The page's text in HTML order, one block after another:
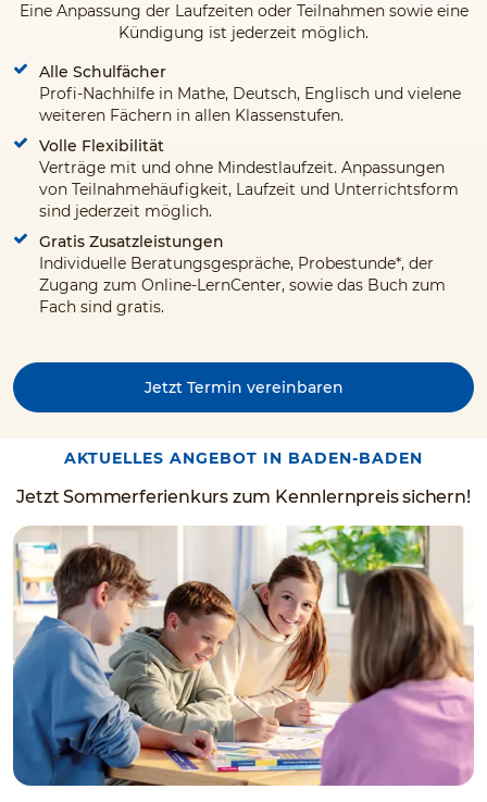
Eine Anpassung der Laufzeiten oder Teilnahmen sowie eine
Kündigung ist jederzeit möglich.
Alle Schulfächer
Profi-Nachhilfe in Mathe, Deutsch, Englisch und vielene
weiteren Fächern in allen Klassenstufen.
Volle Flexibilität
Verträge mit und ohne Mindestlaufzeit. Anpassungen
von Teilnahmehäufigkeit, Laufzeit und Unterrichtsform
sind jederzeit möglich.
Gratis Zusatzleistungen
Individuelle Beratungsgespräche, Probestunde*, der
Zugang zum Online-LernCenter, sowie das Buch zum
Fach sind gratis.
Jetzt Termin vereinbaren
AKTUELLES ANGEBOT IN BADEN-BADEN
Jetzt Sommerferienkurs zum Kennlernpreis sichern!